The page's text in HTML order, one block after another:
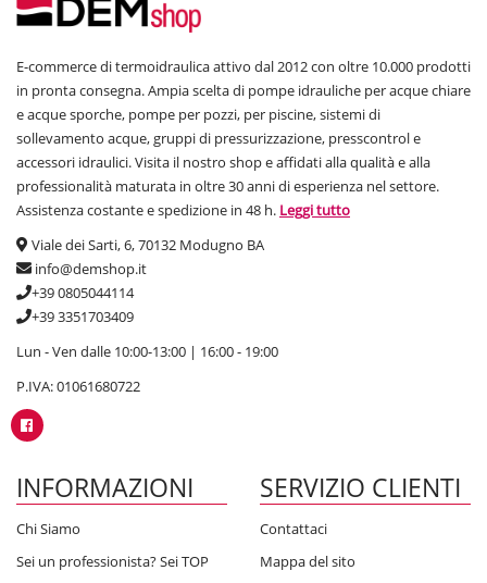
E-commerce di termoidraulica attivo dal 2012 con oltre 10.000 prodotti
in pronta consegna. Ampia scelta di pompe idrauliche per acque chiare
e acque sporche, pompe per pozzi, per piscine, sistemi di
sollevamento acque, gruppi di pressurizzazione, presscontrol e
accessori idraulici. Visita il nostro shop e affidati alla qualità e alla
professionalità maturata in oltre 30 anni di esperienza nel settore.
Assistenza costante e spedizione in 48 h. Leggi tutto
Viale dei Sarti, 6, 70132 Modugno BA
info@demshop.it
+39 0805044114
+39 3351703409
Lun - Ven dalle 10:00-13:00 | 16:00 - 19:00
P.IVA: 01061680722
INFORMAZIONI
Chi Siamo
Sei un professionista? Sei TOP
SERVIZIO CLIENTI
Contattaci
Mappa del sito